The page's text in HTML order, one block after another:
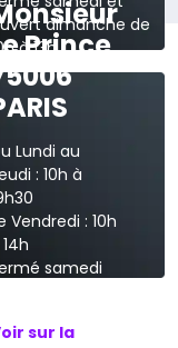
dimanche de
à 13h
sur la carte
Prince
Lundi au
: 10h à
Vendredi : 10h
samedi
sur la